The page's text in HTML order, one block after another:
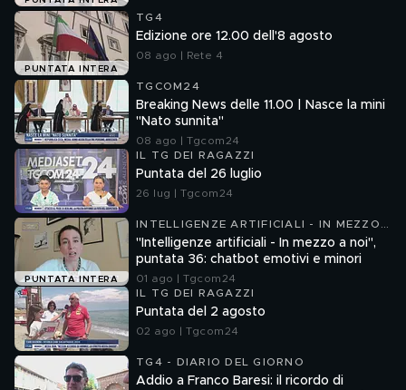
PUNTATA INTERA
TG4
Edizione ore 12.00 dell'8 agosto
08 ago | Rete 4
TGCOM24
Breaking News delle 11.00 | Nasce la mini
"Nato sunnita"
08 ago | Tgcom24
IL TG DEI RAGAZZI
Puntata del 26 luglio
26 lug | Tgcom24
PUNTATA INTERA
INTELLIGENZE ARTIFICIALI - IN MEZZO
A NOI
"Intelligenze artificiali - In mezzo a noi",
puntata 36: chatbot emotivi e minori
01 ago | Tgcom24
IL TG DEI RAGAZZI
Puntata del 2 agosto
02 ago | Tgcom24
TG4 - DIARIO DEL GIORNO
Addio a Franco Baresi: il ricordo di